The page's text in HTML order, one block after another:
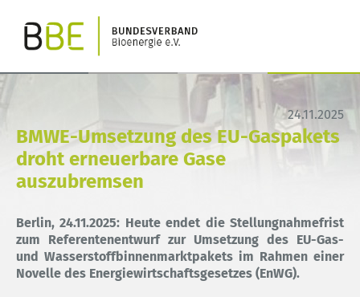
24.11.2025
BMWE-Umsetzung des EU-Gaspakets
droht erneuerbare Gase
auszubremsen
Berlin, 24.11.2025: Heute endet die Stellungnahmefrist
zum Referentenentwurf zur Umsetzung des EU-Gas-
und Wasserstoffbinnenmarktpakets im Rahmen einer
Novelle des Energiewirtschaftsgesetzes (EnWG).